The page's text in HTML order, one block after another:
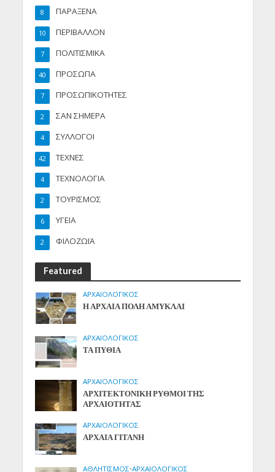
ΠΑΡΑΞΕΝΑ
8
ΠΕΡΙΒΑΛΛΟΝ
10
ΠΟΛΙΤΙΣΜΙΚΑ
7
ΠΡΟΣΩΠΑ
40
ΠΡΟΣΩΠΙΚΟΤΗΤΕΣ
7
ΣΑΝ ΣΗΜΕΡΑ
2
ΣΥΛΛΟΓΟΙ
4
ΤΕΧΝΕΣ
42
ΤΕΧΝΟΛΟΓΙΑ
4
ΤΟΥΡΙΣΜΟΣ
2
ΥΓΕΙΑ
6
ΦΙΛΟΖΩΪΑ
2
Featured
ΑΡΧΑΙΟΛΟΓΙΚΟΣ
Η ΑΡΧΑΙΑ ΠΟΛΗ ΑΜΥΚΛΑΙ
ΑΡΧΑΙΟΛΟΓΙΚΟΣ
ΤΑ ΠΥΘΙΑ
ΑΡΧΑΙΟΛΟΓΙΚΟΣ
ΑΡΧΙΤΕΚΤΟΝΙΚΗ ΡΥΘΜΟΙ ΤΗΣ
ΑΡΧΑΙΟΤΗΤΑΣ
ΑΡΧΑΙΟΛΟΓΙΚΟΣ
ΑΡΧΑΙΑ ΓΙΤΑΝΗ
ΑΘΛΗΤΙΣΜΟΣ•ΑΡΧΑΙΟΛΟΓΙΚΟΣ